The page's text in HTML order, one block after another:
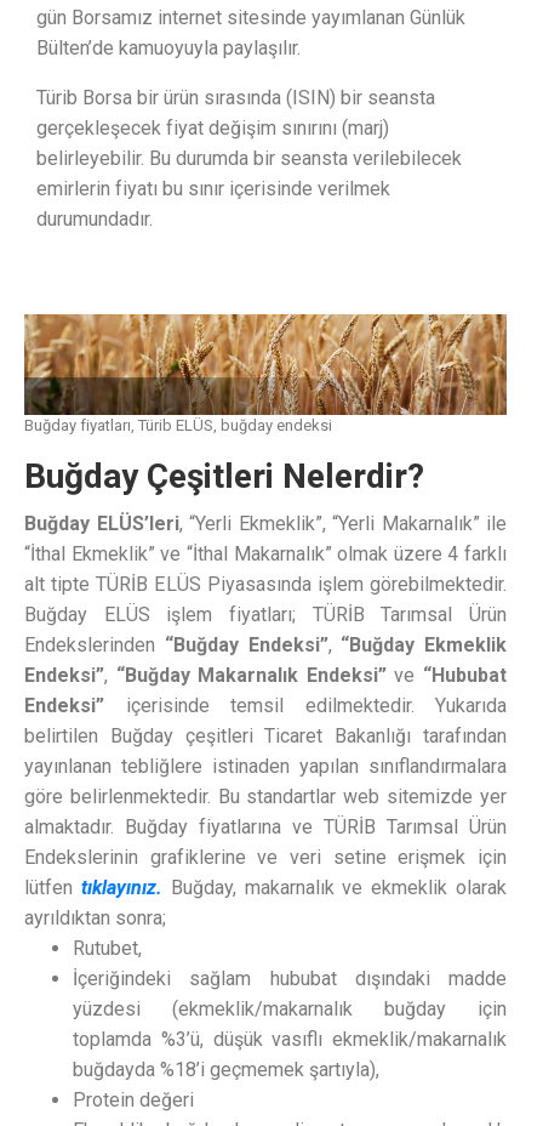
gün Borsamız internet sitesinde yayımlanan Günlük
Bülten’de kamuoyuyla paylaşılır.
Türib Borsa bir ürün sırasında (ISIN) bir seansta
gerçekleşecek fiyat değişim sınırını (marj)
belirleyebilir. Bu durumda bir seansta verilebilecek
emirlerin fiyatı bu sınır içerisinde verilmek
durumundadır.
Buğday fiyatları, Türib ELÜS, buğday endeksi
Buğday Çeşitleri Nelerdir?
Buğday ELÜS’leri, “Yerli Ekmeklik”, “Yerli Makarnalık” ile
“İthal Ekmeklik” ve “İthal Makarnalık” olmak üzere 4 farklı
alt tipte TÜRİB ELÜS Piyasasında işlem görebilmektedir.
Buğday ELÜS işlem fiyatları; TÜRİB Tarımsal Ürün
Endekslerinden “Buğday Endeksi”, “Buğday Ekmeklik
Endeksi”, “Buğday Makarnalık Endeksi”ve “Hububat
Endeksi” içerisinde temsil edilmektedir. Yukarıda
belirtilen Buğday çeşitleri Ticaret Bakanlığı tarafından
yayınlanan tebliğlere istinaden yapılan sınıflandırmalara
göre belirlenmektedir. Bu standartlar web sitemizde yer
almaktadır. Buğday fiyatlarına ve TÜRİB Tarımsal Ürün
Endekslerinin grafiklerine ve veri setine erişmek için
lütfen tıklayınız. Buğday, makarnalık ve ekmeklik olarak
ayrıldıktan sonra;
Rutubet,
İçeriğindeki sağlam hububat dışındaki madde
yüzdesi (ekmeklik/makarnalık buğday için
toplamda %3’ü, düşük vasıflı ekmeklik/makarnalık
buğdayda %18’i geçmemek şartıyla),
Protein değeri